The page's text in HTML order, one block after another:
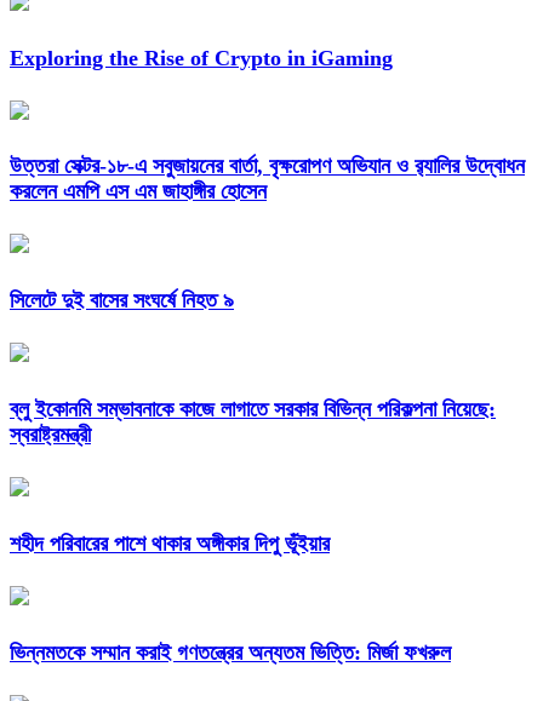
Exploring the Rise of Crypto in iGaming
উত্তরা সেক্টর-১৮-এ সবুজায়নের বার্তা, বৃক্ষরোপণ অভিযান ও র‍্যালির উদ্বোধন
করলেন এমপি এস এম জাহাঙ্গীর হোসেন
সিলেটে দুই বাসের সংঘর্ষে নিহত ৯
ব্লু ইকোনমি সম্ভাবনাকে কাজে লাগাতে সরকার বিভিন্ন পরিকল্পনা নিয়েছে:
স্বরাষ্ট্রমন্ত্রী
শহীদ পরিবারের পাশে থাকার অঙ্গীকার দিপু ভূঁইয়ার
ভিন্নমতকে সম্মান করাই গণতন্ত্রের অন্যতম ভিত্তি: মির্জা ফখরুল